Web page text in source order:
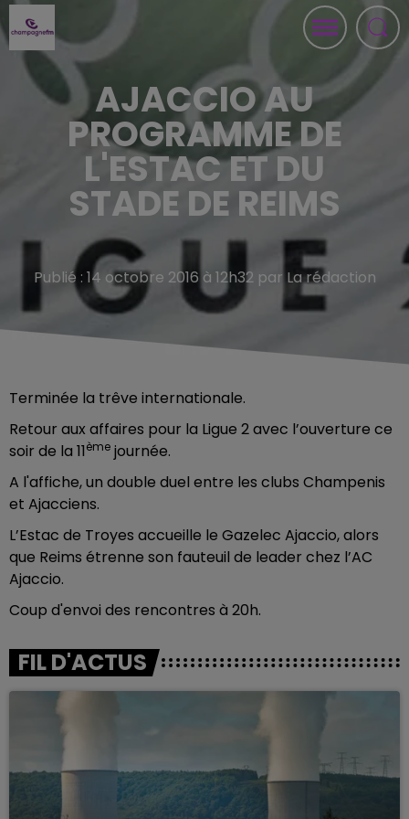
AJACCIO AU
PROGRAMME DE
L'ESTAC ET DU
STADE DE REIMS
Publié : 14 octobre 2016 à 12h32 par La rédaction
Terminée la trêve internationale.
Retour aux affaires pour la Ligue 2 avec l’ouverture ce
soir de la 11ème journée.
A l'affiche, un double duel entre les clubs Champenis
et Ajacciens.
L’Estac de Troyes accueille le Gazelec Ajaccio, alors
que Reims étrenne son fauteuil de leader chez l’AC
Ajaccio.
Coup d'envoi des rencontres à 20h.
FIL D'ACTUS